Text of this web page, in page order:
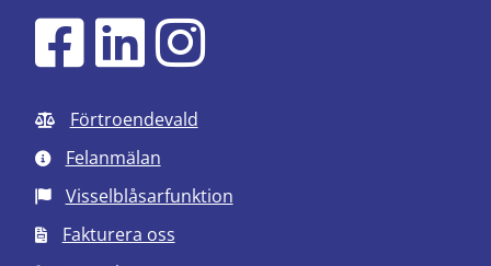
Förtroendevald
Felanmälan
Visselblåsarfunktion
Fakturera oss